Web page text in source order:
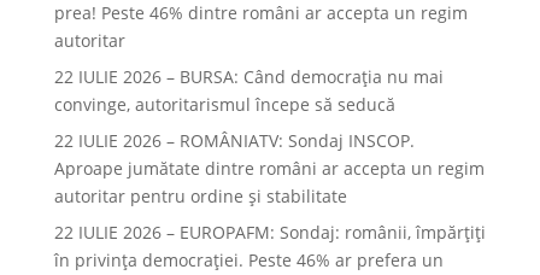
prea! Peste 46% dintre români ar accepta un regim
autoritar
22 IULIE 2026 – BURSA: Când democraţia nu mai
convinge, autoritarismul începe să seducă
22 IULIE 2026 – ROMÂNIATV: Sondaj INSCOP.
Aproape jumătate dintre români ar accepta un regim
autoritar pentru ordine și stabilitate
22 IULIE 2026 – EUROPAFM: Sondaj: românii, împărțiți
în privința democrației. Peste 46% ar prefera un